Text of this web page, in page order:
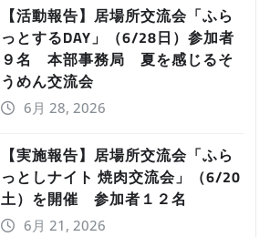
【活動報告】居場所交流会「ふら
っとするDAY」（6/28日）参加者
９名 本部事務局 夏を感じるそ
うめん交流会
6月 28, 2026
【実施報告】居場所交流会「ふら
っとしナイト 焼肉交流会」（6/20
土）を開催 参加者１２名
6月 21, 2026